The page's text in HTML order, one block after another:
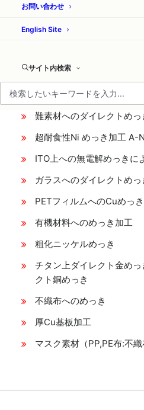
お問い合わせ
English Site
サイト内検索
機能めっき
新開発めっき
難素材へのダイレクトめっ
超耐食性Ni めっき加工 A-
ITO上への無電解めっきに
ガラスへのダイレクトめっ
PETフィルムへのCuめっき
有機材料へのめっき加工
粗化ニッケルめっき
チタン上ダイレクト金め
クト銅めっき
不織布へのめっき
厚Cu基板加工
マスク素材（PP,PE布:不